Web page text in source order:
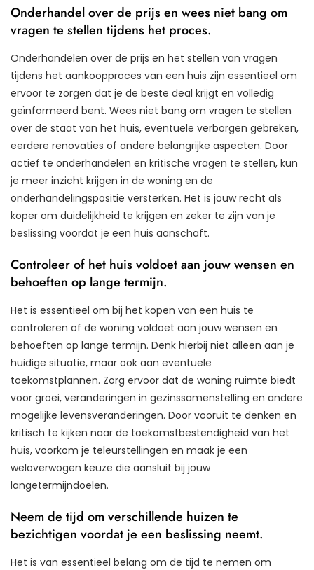
Onderhandel over de prijs en wees niet bang om
vragen te stellen tijdens het proces.
Onderhandelen over de prijs en het stellen van vragen
tijdens het aankoopproces van een huis zijn essentieel om
ervoor te zorgen dat je de beste deal krijgt en volledig
geïnformeerd bent. Wees niet bang om vragen te stellen
over de staat van het huis, eventuele verborgen gebreken,
eerdere renovaties of andere belangrijke aspecten. Door
actief te onderhandelen en kritische vragen te stellen, kun
je meer inzicht krijgen in de woning en de
onderhandelingspositie versterken. Het is jouw recht als
koper om duidelijkheid te krijgen en zeker te zijn van je
beslissing voordat je een huis aanschaft.
Controleer of het huis voldoet aan jouw wensen en
behoeften op lange termijn.
Het is essentieel om bij het kopen van een huis te
controleren of de woning voldoet aan jouw wensen en
behoeften op lange termijn. Denk hierbij niet alleen aan je
huidige situatie, maar ook aan eventuele
toekomstplannen. Zorg ervoor dat de woning ruimte biedt
voor groei, veranderingen in gezinssamenstelling en andere
mogelijke levensveranderingen. Door vooruit te denken en
kritisch te kijken naar de toekomstbestendigheid van het
huis, voorkom je teleurstellingen en maak je een
weloverwogen keuze die aansluit bij jouw
langetermijndoelen.
Neem de tijd om verschillende huizen te
bezichtigen voordat je een beslissing neemt.
Het is van essentieel belang om de tijd te nemen om